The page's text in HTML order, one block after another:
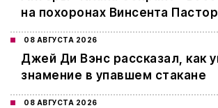
на похоронах Винсента
08 АВГУСТА 2026
Джей Ди Вэнс рассказал, как
знамение в упавшем стакане
08 АВГУСТА 2026